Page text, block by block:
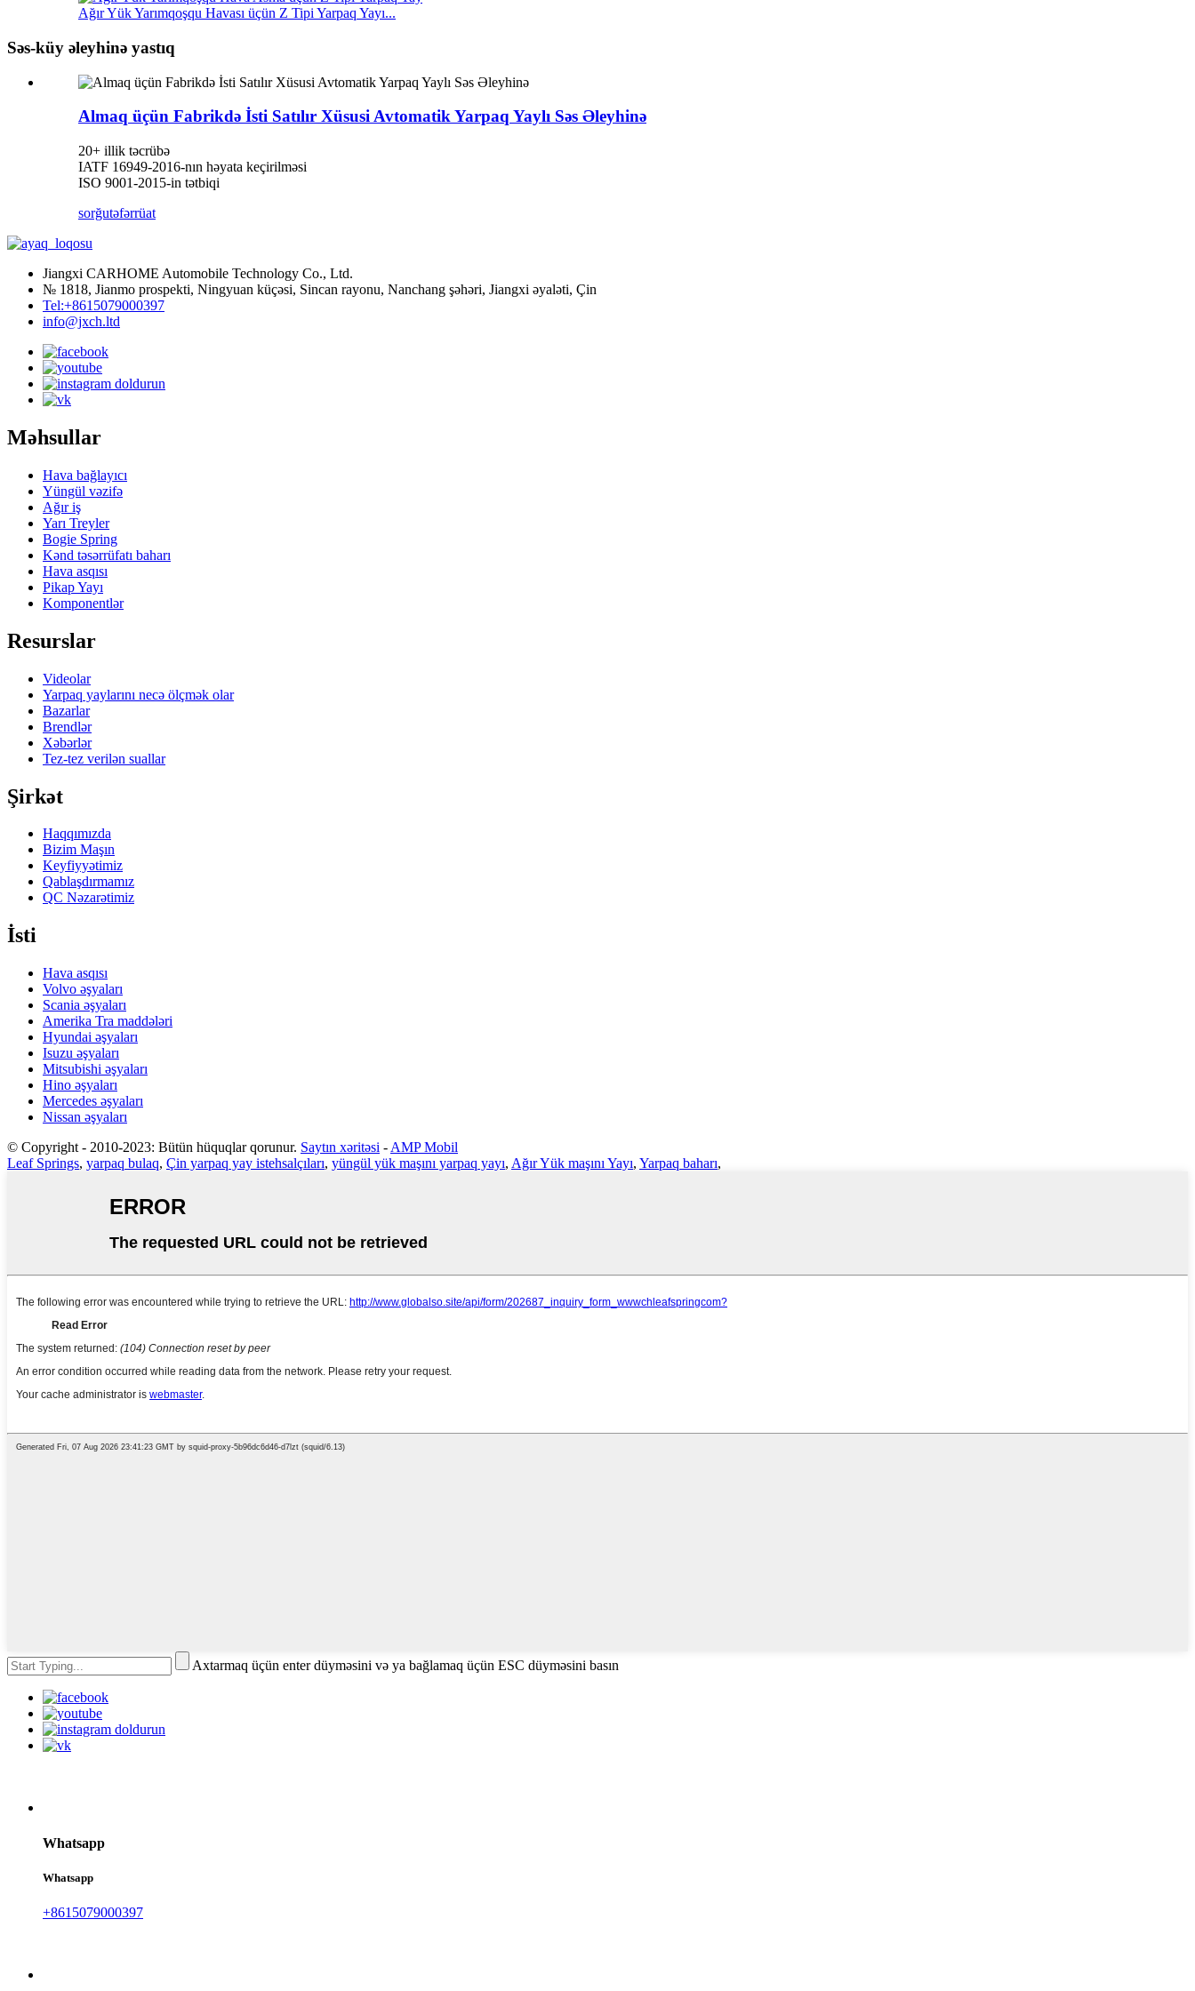
Ağır Yük Yarımqoşqu Havası üçün Z Tipi Yarpaq Yayı...
Səs-küy əleyhinə yastıq
Almaq üçün Fabrikdə İsti Satılır Xüsusi Avtomatik Yarpaq Yaylı Səs Əleyhinə
20+ illik təcrübə
IATF 16949-2016-nın həyata keçirilməsi
ISO 9001-2015-in tətbiqi
sorğutəfərrüat
Jiangxi CARHOME Automobile Technology Co., Ltd.
№ 1818, Jianmo prospekti, Ningyuan küçəsi, Sincan rayonu, Nanchang şəhəri, Jiangxi əyaləti, Çin
Tel:+8615079000397
info@jxch.ltd
Məhsullar
Hava bağlayıcı
Yüngül vəzifə
Ağır iş
Yarı Treyler
Bogie Spring
Kənd təsərrüfatı baharı
Hava asqısı
Pikap Yayı
Komponentlər
Resurslar
Videolar
Yarpaq yaylarını necə ölçmək olar
Bazarlar
Brendlər
Xəbərlər
Tez-tez verilən suallar
Şirkət
Haqqımızda
Bizim Maşın
Keyfiyyətimiz
Qablaşdırmamız
QC Nəzarətimiz
İsti
Hava asqısı
Volvo əşyaları
Scania əşyaları
Amerika Tra maddələri
Hyundai əşyaları
Isuzu əşyaları
Mitsubishi əşyaları
Hino əşyaları
Mercedes əşyaları
Nissan əşyaları
© Copyright - 2010-2023: Bütün hüquqlar qorunur. Saytın xəritəsi - AMP Mobil
Leaf Springs, yarpaq bulaq, Çin yarpaq yay istehsalçıları, yüngül yük maşını yarpaq yayı, Ağır Yük maşını Yayı, Yarpaq baharı,
Axtarmaq üçün enter düyməsini və ya bağlamaq üçün ESC düyməsini basın
Whatsapp
Whatsapp
+8615079000397